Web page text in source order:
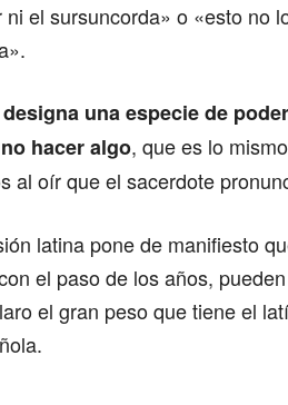
el sursuncorda» o «esto no
una especie de
hacer algo, que es lo
al oír que el sacerdote
latina pone de manifiesto
el paso de los años,
el gran peso que tiene el